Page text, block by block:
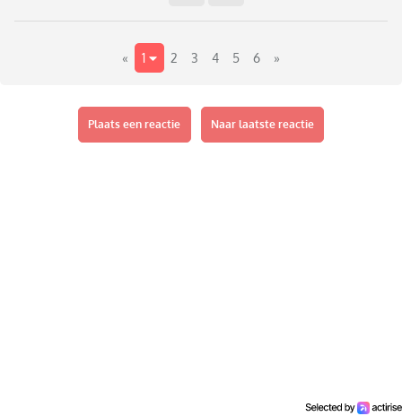
« 1 2 3 4 5 6 »
Plaats een reactie Naar laatste reactie